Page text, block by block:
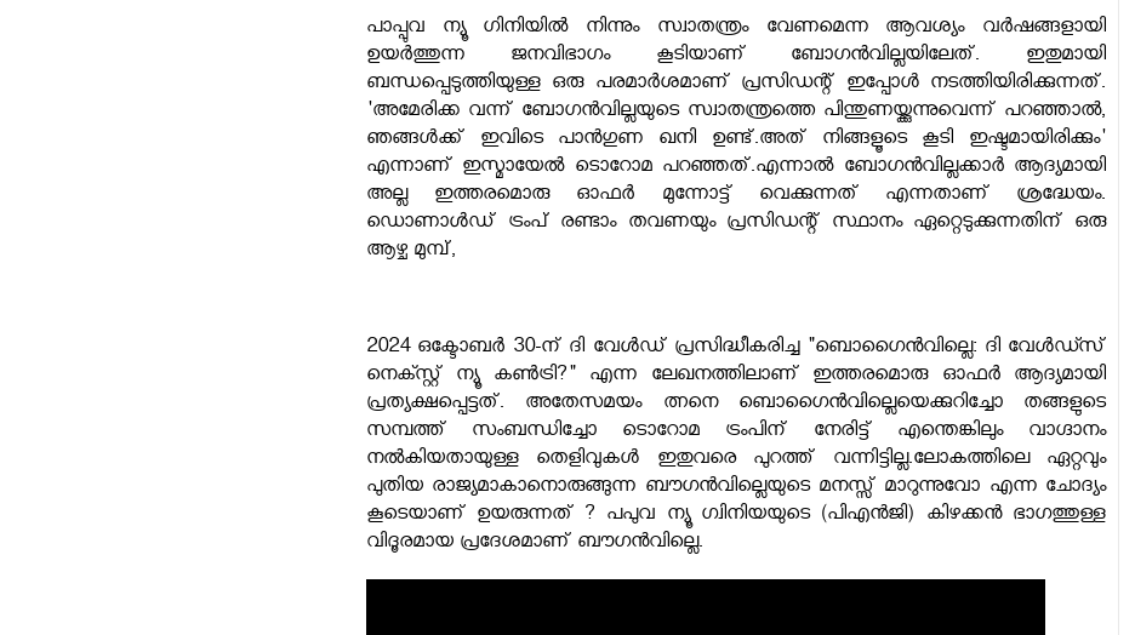
പാപ്പുവ ന്യൂ ഗിനിയില്‍ നിന്നും സ്വാതന്ത്രം വേണമെന്ന ആവശ്യം വർഷങ്ങളായി
ഉയർത്തുന്ന ജനവിഭാഗം കൂടിയാണ് ബോഗൻവില്ലയിലേത്. ഇതുമായി
ബന്ധപ്പെടുത്തിയുള്ള ഒരു പരമാർശമാണ് പ്രസിഡന്റ് ഇപ്പോള്‍ നടത്തിയിരിക്കുന്നത്.
'അമേരിക്ക വന്ന് ബോഗന്‍വില്ലയുടെ സ്വാതന്ത്രത്തെ പിന്തുണയ്ക്കുന്നുവെന്ന് പറഞ്ഞാല്‍,
ഞങ്ങള്‍ക്ക് ഇവിടെ പാന്‍ഗുണ ഖനി ഉണ്ട്.അത് നിങ്ങളൂടെ കൂടി ഇഷ്ടമായിരിക്കും'
എന്നാണ് ഇസ്മായേൽ ടൊറോമ പറഞ്ഞത്.എന്നാല്‍ ബോഗൻവില്ലക്കാർ ആദ്യമായി
അല്ല ഇത്തരമൊരു ഓഫർ മുന്നോട്ട് വെക്കുന്നത് എന്നതാണ് ശ്രദ്ധേയം.
ഡൊണാൾഡ് ട്രംപ് രണ്ടാം തവണയും പ്രസിഡന്റ് സ്ഥാനം ഏറ്റെടുക്കുന്നതിന് ഒരു
ആഴ്ച മുമ്പ്,
2024 ഒക്ടോബർ 30-ന് ദി വേൾഡ് പ്രസിദ്ധീകരിച്ച "ബൊഗൈൻവില്ലെ: ദി വേൾഡ്സ്
നെക്സ്റ്റ് ന്യൂ കൺട്രി?" എന്ന ലേഖനത്തിലാണ് ഇത്തരമൊരു ഓഫർ ആദ്യമായി
പ്രത്യക്ഷപ്പെട്ടത്. അതേസമയം ത്നനെ ബൊഗൈൻവില്ലെയെക്കുറിച്ചോ തങ്ങളുടെ
സമ്പത്ത് സംബന്ധിച്ചോ ടൊറോമ ട്രംപിന് നേരിട്ട് എന്തെങ്കിലും വാഗ്ദാനം
നൽകിയതായുള്ള തെളിവുകള്‍ ഇതുവരെ പുറത്ത് വന്നിട്ടില്ല.ലോകത്തിലെ ഏറ്റവും
പുതിയ രാജ്യമാകാനൊരുങ്ങുന്ന ബൗഗന്‍വില്ലെയുടെ മനസ്സ് മാറുന്നുവോ എന്ന ചോദ്യം
കൂടെയാണ് ഉയരുന്നത് ? പപുവ ന്യൂ ഗ്വിനിയയുടെ (പിഎന്‍ജി) കിഴക്കന്‍ ഭാഗത്തുള്ള
വിദൂരമായ പ്രദേശമാണ് ബൗഗന്‍വില്ലെ.